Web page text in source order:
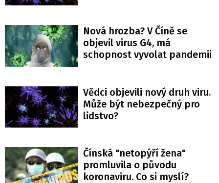
Nová hrozba? V Číně se
objevil virus G4, má
schopnost vyvolat pandemii
Vědci objevili nový druh viru.
Může být nebezpečný pro
lidstvo?
Čínská "netopýří žena"
promluvila o původu
koronaviru. Co si myslí?